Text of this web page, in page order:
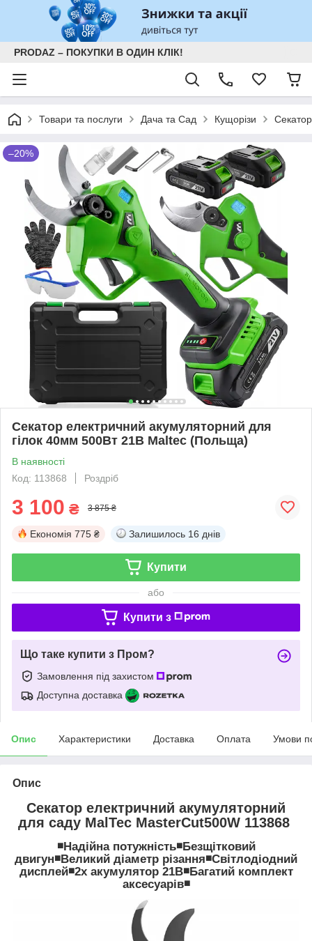
PRODAZ – ПОКУПКИ В ОДИН КЛІК!
Товари та послуги Дача та Сад Кущорізи
–20%
Секатор електричний акумуляторний для
гілок 40мм 500Вт 21В Maltec (Польща)
В наявності
Код: 113868
Роздріб
3 100 ₴ 3 875 ₴
Економія 775 ₴ Залишилось 16 днів
Купити
або
Купити з
Що таке купити з Пром?
Замовлення під захистом
Доступна доставка
Опис Характеристики Доставка Оплата Умови
Опис
Секатор електричний акумуляторний
для саду MalTec MasterCut500W 113868
◾Надійна потужність◾Безщітковий
двигун◾Великий діаметр різання◾Світлодіодний
дисплей◾2x акумулятор 21В◾Багатий комплект
аксесуарів◾